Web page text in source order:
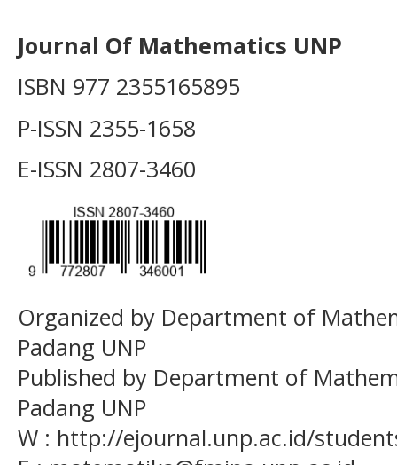
Journal Of Mathematics UNP
ISBN 977 2355165895
P-ISSN 2355-1658
E-ISSN 2807-3460
Organized by Department of
Padang UNP
Published by Department of
Padang UNP
W : http://ejournal.unp.ac.id/